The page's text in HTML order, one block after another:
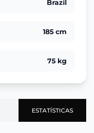
Brazil
185 cm
75 kg
ESTATÍSTICAS